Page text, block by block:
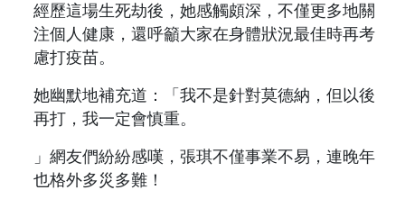
經歷這場生死劫後，她感觸頗深，不僅更多地關
注個人健康，還呼籲大家在身體狀況最佳時再考
慮打疫苗。
她幽默地補充道：「我不是針對莫德納，但以後
再打，我一定會慎重。
」網友們紛紛感嘆，張琪不僅事業不易，連晚年
也格外多災多難！